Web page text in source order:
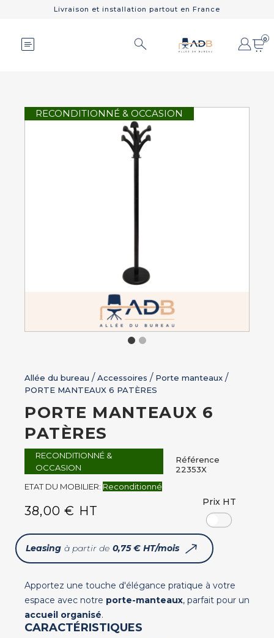
Livraison et installation partout en France
0
RECONDITIONNÉ & OCCASION
Allée du bureau Accessoires
Porte manteaux
PORTE MANTEAUX 6 PATÈRES
PORTE MANTEAUX 6
PATÈRES
RECONDITIONNÉ &
OCCASION
Référence
22353X
ETAT DU MOBILIER: Reconditionné
38,00 € HT
Leasing à partir de 0,75 € HT/mois
Prix HT
Apportez une touche d'élégance pratique à votre
espace avec notre porte-manteaux, parfait pour un
accueil organisé.
CARACTÉRISTIQUES